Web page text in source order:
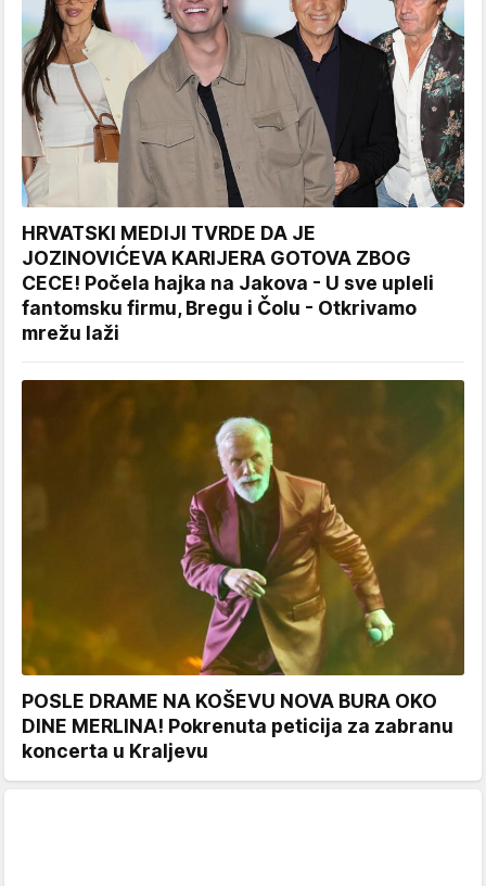
HRVATSKI MEDIJI TVRDE DA JE
JOZINOVIĆEVA KARIJERA GOTOVA ZBOG
CECE! Počela hajka na Jakova - U sve upleli
fantomsku firmu, Bregu i Čolu - Otkrivamo
mrežu laži
POSLE DRAME NA KOŠEVU NOVA BURA OKO
DINE MERLINA! Pokrenuta peticija za zabranu
koncerta u Kraljevu